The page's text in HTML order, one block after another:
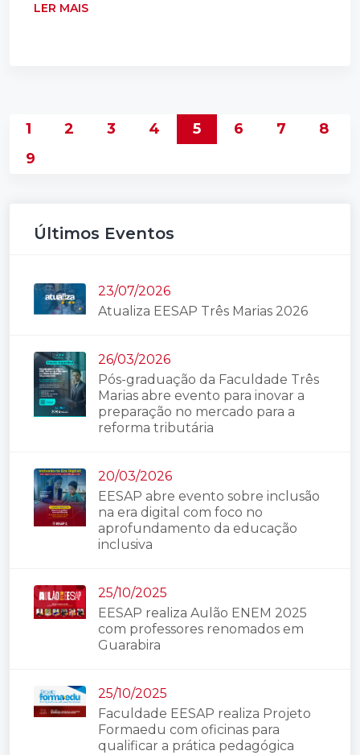
LER MAIS
1 2 3 4 5 6 7
8
9
Últimos Eventos
23/07/2026
Atualiza EESAP Três Marias 2026
26/03/2026
Pós-graduação da Faculdade Três
Marias abre evento para inovar a
preparação no mercado para a
reforma tributária
20/03/2026
EESAP abre evento sobre inclusão
na era digital com foco no
aprofundamento da educação
inclusiva
25/10/2025
EESAP realiza Aulão ENEM 2025
com professores renomados em
Guarabira
25/10/2025
Faculdade EESAP realiza Projeto
Formaedu com oficinas para
qualificar a prática pedagógica